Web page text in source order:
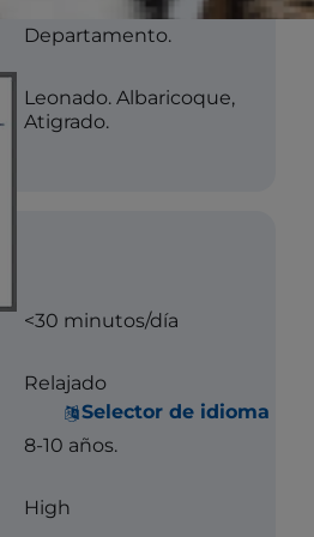
Selector de idioma
Departamento.
Leonado. Albaricoque,
Atigrado.
<30 minutos/día
Relajado
8-10 años.
High